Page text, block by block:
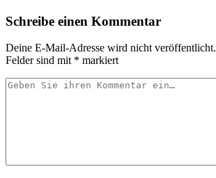
Schreibe einen Kommentar
Deine E-Mail-Adresse wird nicht veröffentlicht.
Felder sind mit * markiert
Ihr